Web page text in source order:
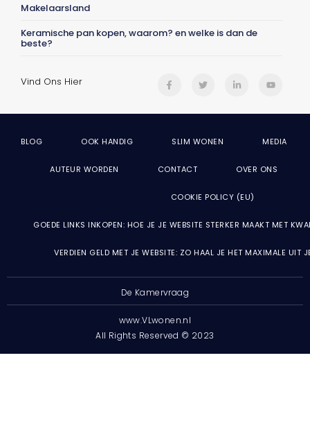
Makelaarsland
Keramische pan kopen, waarom? en welke is dan de
beste?
Vind Ons Hier
BLOG OOK HANDIG SLIM WONEN MEDIA
AUTEUR WORDEN CONTACT OVER ONS
COOKIE POLICY (EU)
GOEDE LINKS INKOPEN: HOE JE JE WEBSITE STERKER MAAKT MET
VERDIEN GELD MET JE WEBSITE: ZO HAAL JE HET MAXIMALE UIT
De Kamervraag
www.VLwonen.nl
All Rights Reserved © 2023